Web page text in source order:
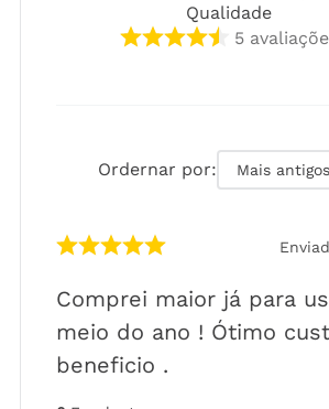
Qualidade
5
Ordernar por: Mais
Comprei maior já para
meio do ano ! Ótimo
beneficio .